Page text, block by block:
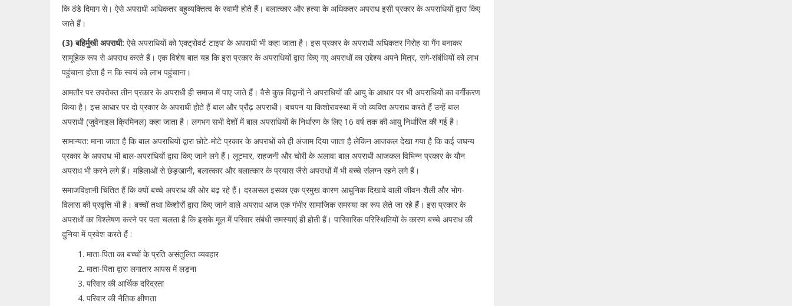
कि ठंडे दिमाग से। ऐसे अपराधी अधिकतर बहुव्यक्तित्व के स्वामी होते हैं। बलात्कार और हत्या के अधिकतर अपराध इसी प्रकार के अपराधियों द्वारा किए
जाते हैं।
(3) बहिर्मुखी अपराधी: ऐसे अपराधियों को ‘एक्ट्रोवर्ट टाइप’ के अपराधी भी कहा जाता है। इस प्रकार के अपराधी अधिकतर गिरोह या गैंग बनाकर
सामूहिक रूप से अपराध करते हैं। एक विशेष बात यह कि इस प्रकार के अपराधियों द्वारा किए गए अपराधों का उद्देश्य अपने मित्र, सगे-संबंधियों को लाभ
पहुंचाना होता है न कि स्वयं को लाभ पहुंचाना।
आमतौर पर उपरोक्त तीन प्रकार के अपराधी ही समाज में पाए जाते हैं। वैसे कुछ विद्वानों ने अपराधियों की आयु के आधार पर भी अपराधियों का वर्गीकरण
किया है। इस आधार पर दो प्रकार के अपराधी होते हैं बाल और प्रौढ़ अपराधी। बचपन या किशोरावस्था में जो व्यक्ति अपराध करते हैं उन्हें बाल
अपराधी (जुवेनाइल क्रिमिनल) कहा जाता है। लगभग सभी देशों में बाल अपराधियों के निर्धारण के लिए 16 वर्ष तक की आयु निर्धारित की गई है।
सामान्यत: माना जाता है कि बाल अपराधियों द्वारा छोटे-मोटे प्रकार के अपराधों को ही अंजाम दिया जाता है लेकिन आजकल देखा गया है कि कई जघन्य
प्रकार के अपराध भी बाल-अपराधियों द्वारा किए जाने लगे हैं। लूटमार, राहजनी और चोरी के अलावा बाल अपराधी आजकल विभिन्न प्रकार के यौन
अपराध भी करने लगे हैं। महिलाओं से छेड़खानी, बलात्कार और बलात्कार के प्रयास जैसे अपराधों में भी बच्चे संलग्न रहने लगे हैं।
समाजविज्ञानी चिंतित हैं कि क्यों बच्चे अपराध की ओर बढ़ रहे हैं। दरअसल इसका एक प्रमुख कारण आधुनिक दिखावे वाली जीवन-शैली और भोग-
विलास की प्रवृत्ति भी है। बच्चों तथा किशोरों द्वारा किए जाने वाले अपराध आज एक गंभीर सामाजिक समस्या का रूप लेते जा रहे हैं। इस प्रकार के
अपराधों का विश्लेषण करने पर पता चलता है कि इसके मूल में परिवार संबंधी समस्याएं ही होती हैं। पारिवारिक परिस्थितियों के कारण बच्चे अपराध की
दुनिया में प्रवेश करते हैं :
माता-पिता का बच्चों के प्रति असंतुलित व्यवहार
माता-पिता द्वारा लगातार आपस में लड़ना
परिवार की आर्थिक दरिद्रता
परिवार की नैतिक क्षीणता